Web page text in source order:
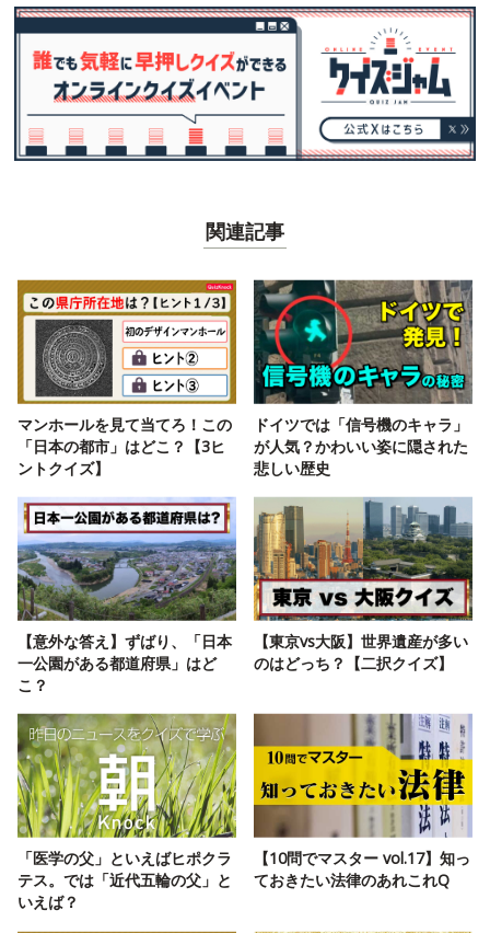
関連記事
マンホールを見て当てろ！この
「日本の都市」はどこ？【3ヒ
ントクイズ】
ドイツでは「信号機のキャラ」
が人気？かわいい姿に隠された
悲しい歴史
【意外な答え】ずばり、「日本
一公園がある都道府県」はど
こ？
【東京vs大阪】世界遺産が多い
のはどっち？【二択クイズ】
「医学の父」といえばヒポクラ
テス。では「近代五輪の父」と
いえば？
【10問でマスター vol.17】知っ
ておきたい法律のあれこれQ